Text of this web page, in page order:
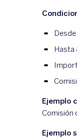
Desde
Hasta
Ejemplo
Comisión
Ejemplo